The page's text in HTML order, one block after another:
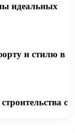
идеальных
и стилю в
с